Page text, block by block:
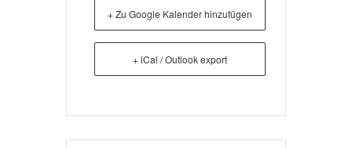
+ Zu Google Kalender hinzufügen
+ iCal / Outlook export